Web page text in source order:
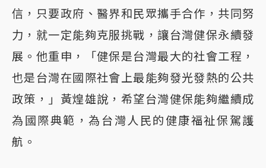
信，只要政府、醫界和民眾攜手合作，共同努
力，就一定能夠克服挑戰，讓台灣健保永續發
展。他重申，「健保是台灣最大的社會工程，
也是台灣在國際社會上最能夠發光發熱的公共
政策，」黃煌雄說，希望台灣健保能夠繼續成
為國際典範，為台灣人民的健康福祉保駕護
航。